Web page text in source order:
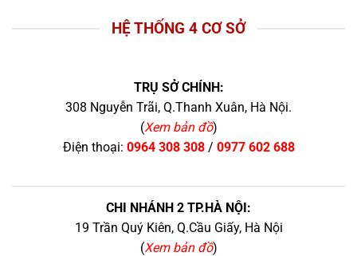
HỆ THỐNG 4 CƠ SỞ
TRỤ SỞ CHÍNH:
308 Nguyễn Trãi, Q.Thanh Xuân, Hà Nội.
(Xem bản đồ)
Điện thoại: 0964 308 308/ 0977 602 688
CHI NHÁNH 2 TP.HÀ NỘI:
19 Trần Quý Kiên, Q.Cầu Giấy, Hà Nội
(Xem bản đồ)